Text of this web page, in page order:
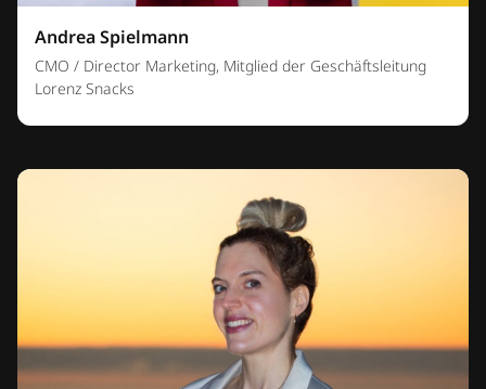
Andrea Spielmann
CMO / Director Marketing, Mitglied der Geschäftsleitung
Lorenz Snacks